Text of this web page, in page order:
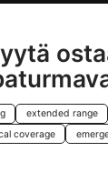
extended range
coverage